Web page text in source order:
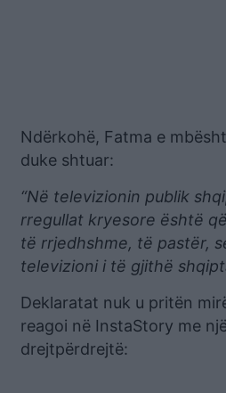
Ndërkohë, Fatma e
duke shtuar:
“Në televizionin publik
rregullat kryesore është
të rrjedhshme, të pastër,
televizioni i të gjithë
Deklaratat nuk u pritën
reagoi në InstaStory me
drejtpërdrejtë: